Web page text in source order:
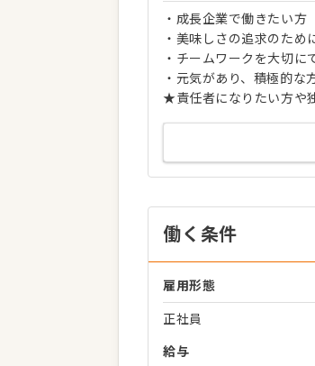
・成長企業で働きたい方
・美味しさの追求のため
・チームワークを大切に
・元気があり、積極的な
★責任者になりたい方や
働く条件
雇用形態
正社員
給与